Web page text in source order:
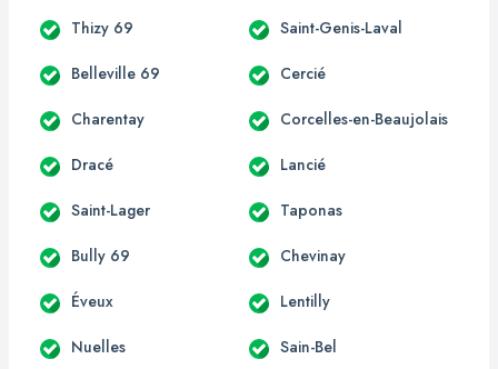
Thizy 69 Saint-Genis-Laval
Belleville 69 Cercié
Charentay Corcelles-en-Beaujolais
Dracé Lancié
Saint-Lager Taponas
Bully 69 Chevinay
Éveux Lentilly
Nuelles Sain-Bel